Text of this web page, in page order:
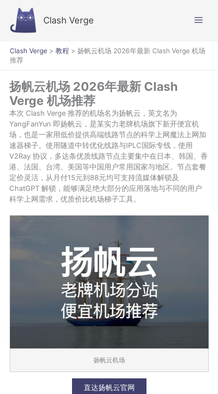
Clash Verge
Clash Verge > 教程 > 扬帆云机场 2026年最新 Clash Verge 机场
推荐
扬帆云机场 2026年最新 Clash
Verge 机场推荐
本次 Clash Verge 推荐的机场名为扬帆云，英文名为
YangFanYun 即扬帆云，是某实力老牌机场旗下新开便宜机
场，也是一家用低价提供高端线路节点的科学上网魔法上网加
速器梯子。使用隧道中转优化线路与IPLC国际专线，使用
V2Ray 协议，多达条优质线路节点主要集中在日本、韩国、香
港、法国、台湾、美国等中国用户常用国家与地区。节点套餐
定价灵活，从月付15元到88元均可支持流媒体解锁及
ChatGPT 解锁，能够满足绝大部分的应用落地与不同的用户
科学上网需求，优质价比机场梯子工具。
扬帆云机场
直达扬帆云官网